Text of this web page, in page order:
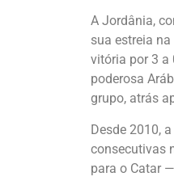
A Jordânia,
sua estreia
vitória por 3 a
poderosa
grupo, atrás
Desde 2010,
consecutivas
para o Catar